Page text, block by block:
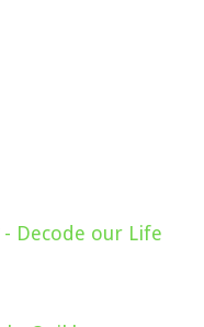
- Decode our Life